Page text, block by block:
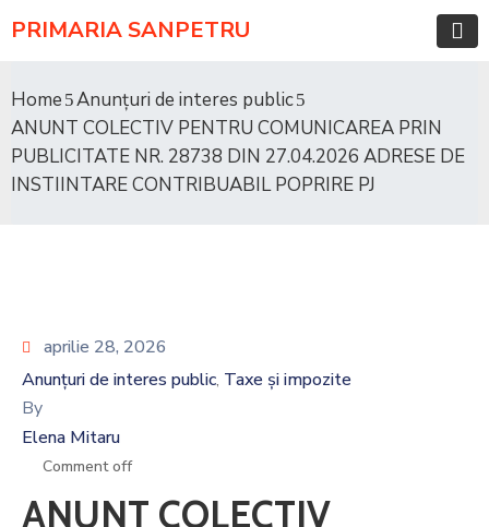
PRIMARIA SANPETRU
Home
Anunțuri de interes public
ANUNT COLECTIV PENTRU COMUNICAREA PRIN
PUBLICITATE NR. 28738 DIN 27.04.2026 ADRESE DE
INSTIINTARE CONTRIBUABIL POPRIRE PJ
aprilie 28, 2026
Anunțuri de interes public‚ Taxe și impozite
By
Elena Mitaru
Comment off
ANUNT COLECTIV